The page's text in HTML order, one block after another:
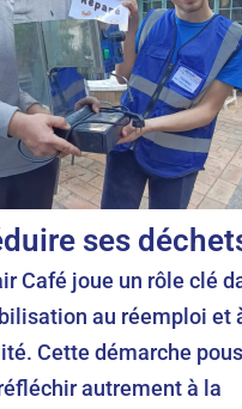
ses
Café joue un rôle clé
au réemploi et
Cette démarche
autrement à la